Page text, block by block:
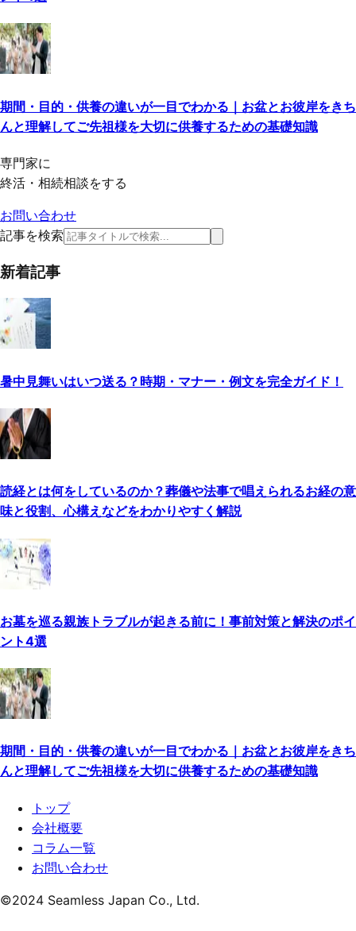
期間・目的・供養の違いが一目でわかる｜お盆とお彼岸をきち
んと理解してご先祖様を大切に供養するための基礎知識
専門家に
終活・相続相談をする
お問い合わせ
記事を検索
新着記事
暑中見舞いはいつ送る？時期・マナー・例文を完全ガイド！
読経とは何をしているのか？葬儀や法事で唱えられるお経の意
味と役割、心構えなどをわかりやすく解説
お墓を巡る親族トラブルが起きる前に！事前対策と解決のポイ
ント4選
期間・目的・供養の違いが一目でわかる｜お盆とお彼岸をきち
んと理解してご先祖様を大切に供養するための基礎知識
トップ
会社概要
コラム一覧
お問い合わせ
©2024 Seamless Japan Co., Ltd.